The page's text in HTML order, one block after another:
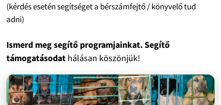
(kérdés esetén segítséget a bérszámfejtő / könyvelő tud
adni)
Ismerd meg segítő programjainkat. Segítő
támogatásodat hálásan köszönjük!